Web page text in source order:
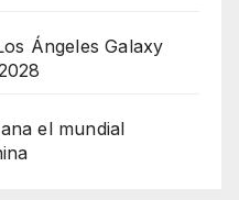
Ángeles Galaxy
el mundial